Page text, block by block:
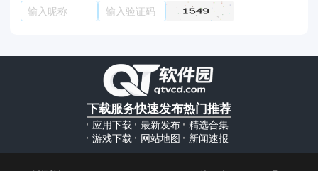
下载服务
应用下载
游戏下载
快速发布
最新发布
网站地图
热门推荐
精选合集
新闻速报